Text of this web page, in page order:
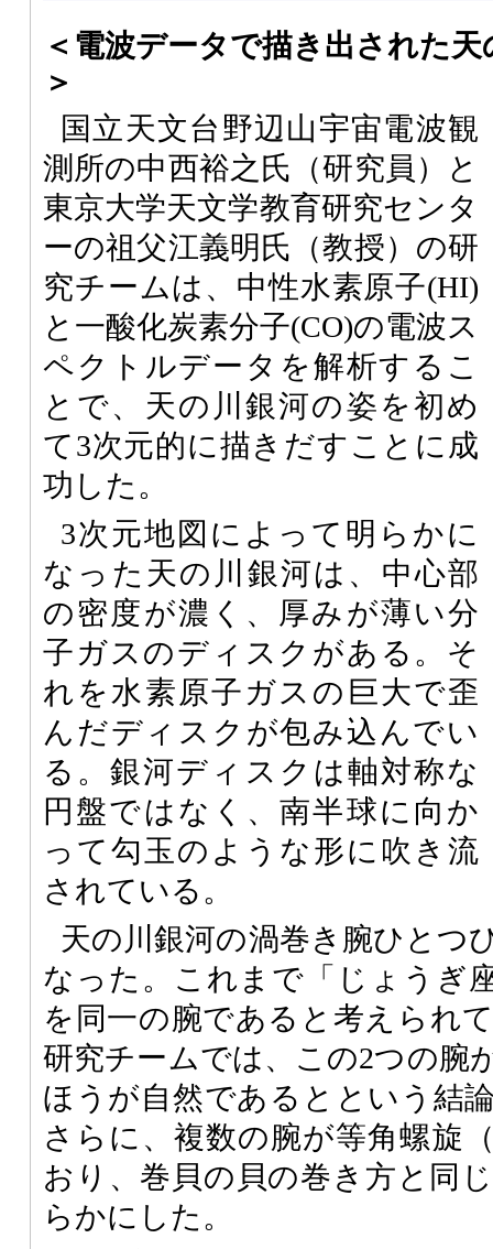
＜電波データで描き出された
＞
国立天文台野辺山宇宙電波観
測所の中西裕之氏（研究員）と
東京大学天文学教育研究センタ
ーの祖父江義明氏（教授）の研
究チームは、中性水素原子(HI)
と一酸化炭素分子(CO)の電波ス
ペクトルデータを解析するこ
とで、天の川銀河の姿を初め
て3次元的に描きだすことに成
功した。
3次元地図によって明らかに
なった天の川銀河は、中心部
の密度が濃く、厚みが薄い分
子ガスのディスクがある。そ
れを水素原子ガスの巨大で歪
んだディスクが包み込んでい
る。銀河ディスクは軸対称な
円盤ではなく、南半球に向か
って勾玉のような形に吹き流
されている。
天の川銀河の渦巻き腕ひとつ
なった。これまで「じょうぎ
を同一の腕であると考えられ
研究チームでは、この2つの腕
ほうが自然であるとという結
さらに、複数の腕が等角螺旋
おり、巻貝の貝の巻き方と同
らかにした。